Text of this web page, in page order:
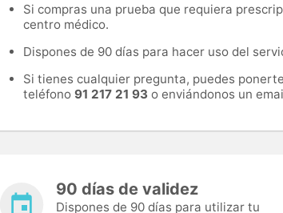
Si compras una prueba que requiera
centro médico.
Dispones de 90 días para hacer uso del
Si tienes cualquier pregunta, puedes
teléfono 91 217 21 93 o enviándonos un
90 días de validez
Dispones de 90 días para utilizar tu